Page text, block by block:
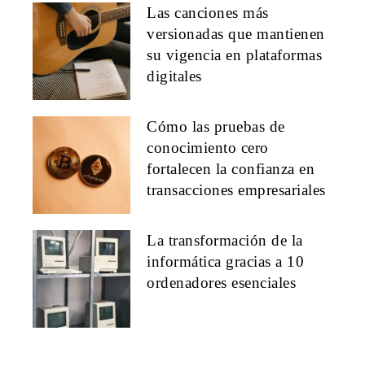
Las canciones más
versionadas que mantienen
su vigencia en plataformas
digitales
Cómo las pruebas de
conocimiento cero
fortalecen la confianza en
transacciones empresariales
La transformación de la
informática gracias a 10
ordenadores esenciales